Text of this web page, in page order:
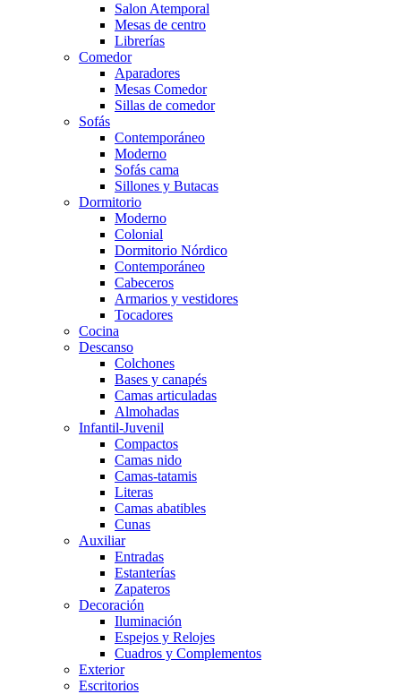
Salon Atemporal
Mesas de centro
Librerías
Comedor
Aparadores
Mesas Comedor
Sillas de comedor
Sofás
Contemporáneo
Moderno
Sofás cama
Sillones y Butacas
Dormitorio
Moderno
Colonial
Dormitorio Nórdico
Contemporáneo
Cabeceros
Armarios y vestidores
Tocadores
Cocina
Descanso
Colchones
Bases y canapés
Camas articuladas
Almohadas
Infantil-Juvenil
Compactos
Camas nido
Camas-tatamis
Literas
Camas abatibles
Cunas
Auxiliar
Entradas
Estanterías
Zapateros
Decoración
Iluminación
Espejos y Relojes
Cuadros y Complementos
Exterior
Escritorios